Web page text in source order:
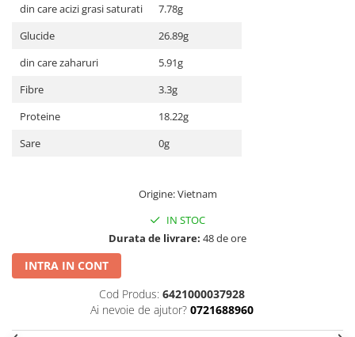
din care acizi grasi saturati
7.78g
Glucide
26.89g
din care zaharuri
5.91g
Fibre
3.3g
Proteine
18.22g
Sare
0g
Origine: Vietnam
IN STOC
Durata de livrare: 48 de ore
INTRA IN CONT
Cod Produs: 6421000037928
Ai nevoie de ajutor? 0721688960